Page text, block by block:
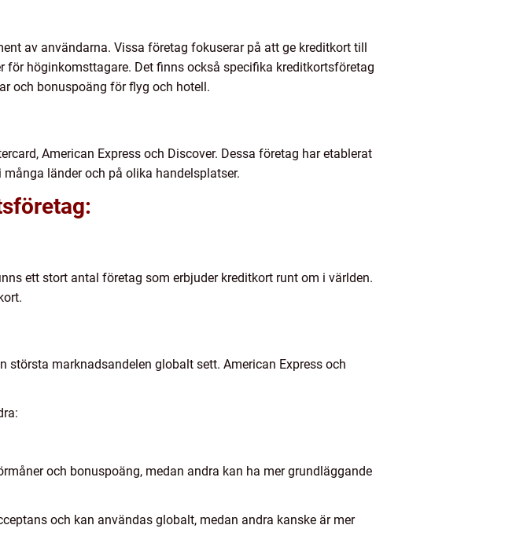
av användarna. Vissa företag fokuserar på att ge kreditkort till
höginkomsttagare. Det finns också specifika kreditkortsföretag
och bonuspoäng för flyg och hotell.
American Express och Discover. Dessa företag har etablerat
länder och på olika handelsplatser.
ett stort antal företag som erbjuder kreditkort runt om i världen.
marknadsandelen globalt sett. American Express och
och bonuspoäng, medan andra kan ha mer grundläggande
och kan användas globalt, medan andra kanske är mer